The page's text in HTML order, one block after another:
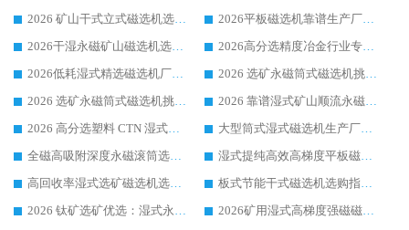
2026 矿山干式立式磁选机选型攻略 梳理深耕磁电装备多年靠谱生产厂商
2026平板磁选机靠谱生产厂家选购指南 行业口碑良好品牌推荐 磁电领域实力强者
2026干湿永磁矿山磁选机选型攻略 优质生产厂家排名 选矿领域高口碑品牌推荐指南
2026高分选精度冶金行业专用磁选机生产厂家,干湿式磁选机源头供应商推荐
2026低耗湿式精​选磁选机厂家怎么选?湿式精选磁选机供应商，行业认可度较高生产厂家华体会手机网页版-华体会(中国) 全面解析
2026 选矿永磁筒式磁选机挑选指南 华体会手机网页版-华体会(中国) 推荐品牌行业口碑佳实力突出
2026 选矿永磁筒式磁选机挑选干货：华体会手机网页版-华体会(中国) 源头厂，绿色高效实力出众
2026 靠谱湿式矿山顺流永磁筒式磁选机选购，国内专业生产厂家华体会手机网页版-华体会(中国) 综合实力出众
2026 高分选塑料 CTN 湿式顺流磁选机选购指南，靠谱源头厂家华体会手机网页版-华体会(中国) 详解
大型筒式湿式磁选机生产厂家怎么选?华体会手机网页版-华体会(中国) 设备口碑广受行业认可
全磁高吸附深度永磁滚筒选购指南 业内口碑稳定磁电设备生产厂家详细推荐
湿式提纯高效高梯度平板磁选机靠谱设备源头厂商华体会手机网页版-华体会(中国) 综合测评
高回收率湿式选矿磁选机选购指南 业内口碑磁电设备生产厂家实力解析
板式节能干式磁选机选购指南，源头生产厂家华体会手机网页版-华体会(中国) 综合实力可观
2026 钛矿选矿优选：湿式永磁筒式磁选机源头厂家华体会手机网页版-华体会(中国) 综合解析
2026矿用湿式高梯度强磁磁选机选购指南，临朐靠谱磁电生产厂家华体会手机网页版-华体会(中国) 详解